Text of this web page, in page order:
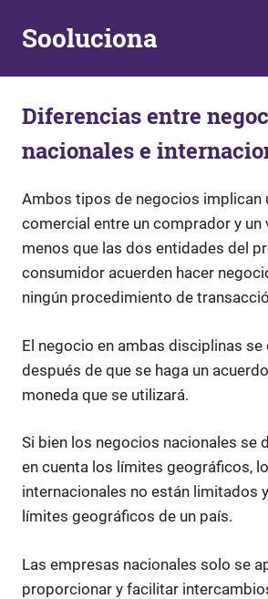
Sooluciona
Soluciones
problemas
la
diaria
Diferencias entre
nacionales e
Ambos tipos de negocios implican
comercial entre un comprador y un
menos que las dos entidades del
consumidor acuerden hacer
ningún procedimiento de
El negocio en ambas disciplinas
después de que se haga un
moneda que se utilizará.
Si bien los negocios nacionales se
en cuenta los límites geográficos,
internacionales no están limitados
límites geográficos de un país.
Las empresas nacionales solo se
proporcionar y facilitar